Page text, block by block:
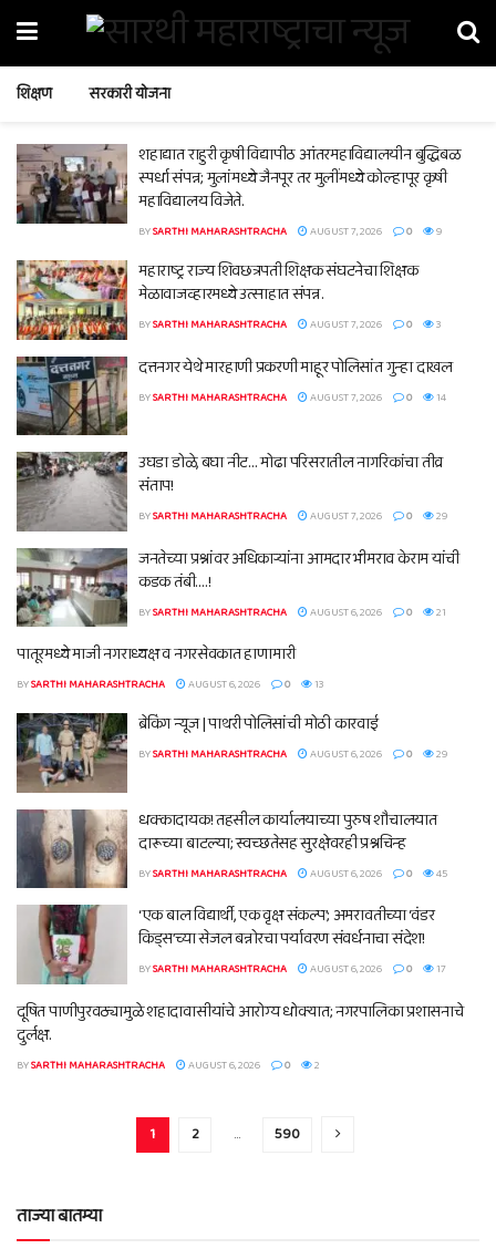
शिक्षण सरकारी योजना
शहाद्यात राहुरी कृषी विद्यापीठ आंतरमहाविद्यालयीन बुद्धिबळ
स्पर्धा संपन्न; मुलांमध्ये जैनपूर तर मुलींमध्ये कोल्हापूर कृषी
महाविद्यालय विजेते.
BYSARTHI MAHARASHTRACHA AUGUST 7, 2026 0 9
महाराष्ट्र राज्य शिवछत्रपती शिक्षक संघटनेचा शिक्षक
मेळावाजव्हारमध्ये उत्साहात संपन्न.
BYSARTHI MAHARASHTRACHA AUGUST 7, 2026 0 3
दत्तनगर येथे मारहाणी प्रकरणी माहूर पोलिसांत गुन्हा दाखल
BYSARTHI MAHARASHTRACHA AUGUST 7, 2026 0 14
उघडा डोळे, बघा नीट… मोढा परिसरातील नागरिकांचा तीव्र
संताप!
BYSARTHI MAHARASHTRACHA AUGUST 7, 2026 0 29
जनतेच्या प्रश्नांवर अधिकाऱ्यांना आमदार भीमराव केराम यांची
कडक तंबी….!
BYSARTHI MAHARASHTRACHA AUGUST 6, 2026 0 21
पातूरमध्ये माजी नगराध्यक्ष व नगरसेवकात हाणामारी
BYSARTHI MAHARASHTRACHA AUGUST 6, 2026 0 13
ब्रेकिंग न्यूज | पाथरी पोलिसांची मोठी कारवाई
BYSARTHI MAHARASHTRACHA AUGUST 6, 2026 0 29
धक्कादायक! तहसील कार्यालयाच्या पुरुष शौचालयात
दारूच्या बाटल्या; स्वच्छतेसह सुरक्षेवरही प्रश्नचिन्ह
BYSARTHI MAHARASHTRACHA AUGUST 6, 2026 0 45
‘एक बाल विद्यार्थी, एक वृक्ष संकल्प’; अमरावतीच्या ‘वंडर
किड्स’च्या सेजल बन्नोरचा पर्यावरण संवर्धनाचा संदेश!
BYSARTHI MAHARASHTRACHA AUGUST 6, 2026 0 17
दूषित पाणीपुरवठ्यामुळे शहादावासीयांचे आरोग्य धोक्यात; नगरपालिका प्रशासनाचे
दुर्लक्ष.
BYSARTHI MAHARASHTRACHA AUGUST 6, 2026 0 2
1 2 … 590
ताज्या बातम्या